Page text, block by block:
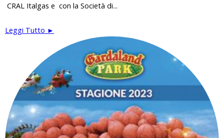
CRAL Italgas e con la Società di...
Leggi Tutto ►